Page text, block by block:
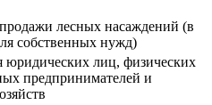
лесных насаждений (в
собственных нужд)
юридических лиц, физических
предпринимателей и